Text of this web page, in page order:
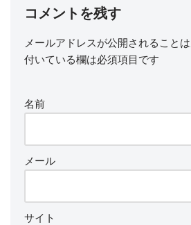
コメントを残す
メールアドレスが公開されることは
付いている欄は必須項目です
名前
メール
サイト